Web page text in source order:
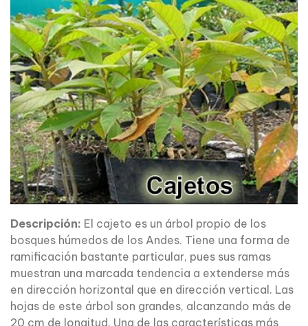
Descripción: El cajeto es un árbol propio de los
bosques húmedos de los Andes. Tiene una forma de
ramificación bastante particular, pues sus ramas
muestran una marcada tendencia a extenderse más
en dirección horizontal que en dirección vertical. Las
hojas de este árbol son grandes, alcanzando más de
20 cm de longitud. Una de las características más